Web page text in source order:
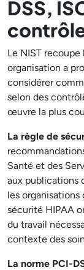
DSS,
Le NIST
organisation a
considérer
selon des
œuvre la plus
La règle de
Santé et des
aux publications
les
sécurité HIPAA
du travail
contexte des
La norme PCI-